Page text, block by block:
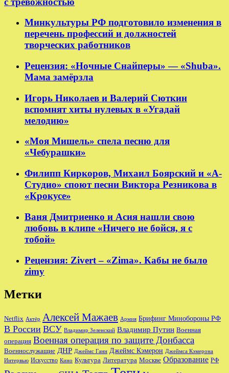
Минкультуры РФ подготовило изменения в
перечень профессий и должностей
творческих работников
Рецензия: «Ночные Снайперы» — «Shuba».
Мама замёрзла
Игорь Николаев и Валерий Сюткин
вспомнят хиты нулевых в «Угадай
мелодию»
«Моя Мишель» спела песню для
«Чебурашки»
Филипп Киркоров, Михаил Боярский и «А-
Студио» споют песни Виктора Резникова в
«Крокусе»
Ваня Дмитриенко и Асия нашли свою
любовь в клипе «Ничего не бойся, я с
тобой»
Рецензия: Zivert – «Zima». Кабы не было
zimy
Метки
Netflix Актёр Алексей Мажаев Армия Брифинг Минобороны РФ
В России ВСУ Владимир Зеленский Владимир Путин Военная
операция Военная операция по защите Донбасса
Военнослужащие ДНР Джеймс Ганн Джеймс Кэмерон Джеймса Кэмерона
Интервью Искусство Кино Культура Литература Москве Образование РФ